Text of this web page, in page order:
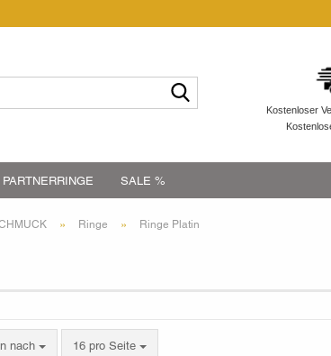
Kostenloser
PARTNERRINGE SALE %
» Ringe » Ringe Platin
nach
nach 16 pro Seite
pro Seite